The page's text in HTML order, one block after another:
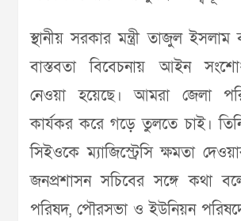
স্থানীয় সরকার মন্ত্রী তাজুল ইসলাম
বাস্তবতা বিবেচনায় আইন
নেওয়া হয়েছে। আমরা জেলা
কার্যকর করে গড়ে তুলতে চাই।
সিইওকে ম্যাজিস্ট্রেসি ক্ষমতা
জনপ্রশাসন সচিবের সঙ্গে কথা
পরিষদ, পৌরসভা ও ইউনিয়ন